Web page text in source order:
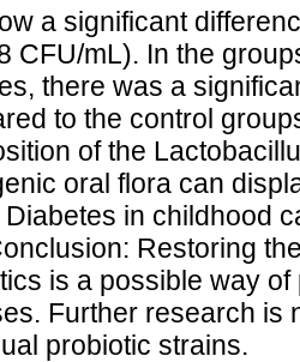
a significant
CFU/mL). In the
there was a
to the control
of the
oral flora can
Diabetes in childhood
Restoring
is a possible way
Further research is
probiotic strains.